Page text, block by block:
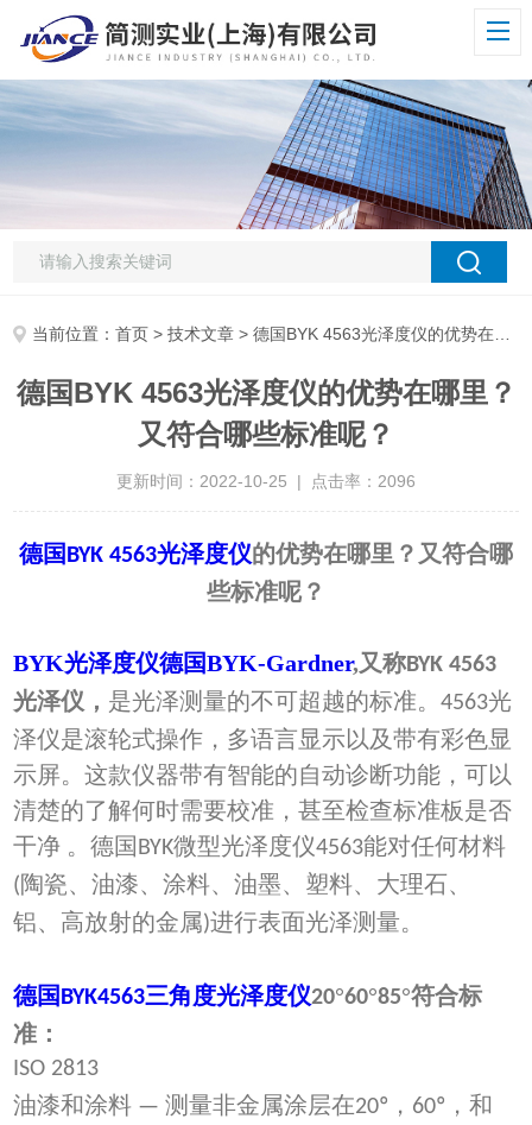
当前位置：首页 >技术文章 > 德国BYK 4563光泽度仪的优势在哪里？又符合哪些标准呢？
德国BYK 4563光泽度仪的优势在哪里？
又符合哪些标准呢？
更新时间：2022-10-25 | 点击率：2096
德国 BYK 4563光泽度仪的优势在哪里？又符合哪
些标准呢？
BYK光泽度仪德国BYK-Gardner,又称BYK 4563
光泽仪， 是光泽测量的不可超越的标准。4563光
泽仪是滚轮式操作，多语言显示以及带有彩色显
示屏。这款仪器带有智能的自动诊断功能，可以
清楚的了解何时需要校准，甚至检查标准板是否
干净 。德国 BYK微型光泽度仪4563能对任何材料
(陶瓷、油漆、涂料、油墨、塑料、大理石、
铝、高放射的金属)进行表面光泽测量。
德国 BYK4563三角度光泽度仪20°60°85°符合标
准：
ISO 2813
油漆和涂料 —测量非金属涂层在20º ， 60º ，和